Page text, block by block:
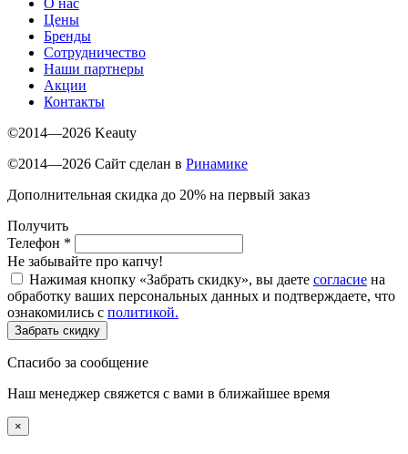
О нас
Цены
Бренды
Сотрудничество
Наши партнеры
Акции
Контакты
©2014—2026 Keauty
©2014—2026 Сайт сделан в Ринамике
Дополнительная скидка до 20% на первый заказ
Получить
Телефон *
Не забывайте про капчу!
Нажимая кнопку «Забрать скидку», вы даете согласие на
обработку ваших персональных данных и подтверждаете, что
ознакомились с политикой.
Забрать скидку
Спасибо за сообщение
Наш менеджер свяжется с вами в ближайшее время
×